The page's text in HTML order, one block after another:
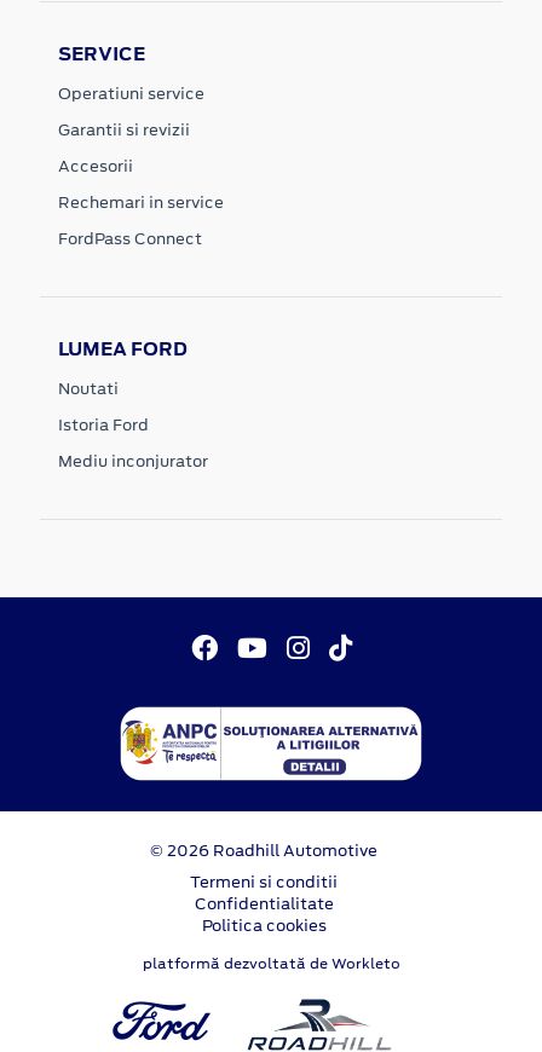
SERVICE
Operatiuni service
Garantii si revizii
Accesorii
Rechemari in service
FordPass Connect
LUMEA FORD
Noutati
Istoria Ford
Mediu inconjurator
© 2026 Roadhill Automotive
Termeni si conditii
Confidentialitate
Politica cookies
platformă dezvoltată de Workleto